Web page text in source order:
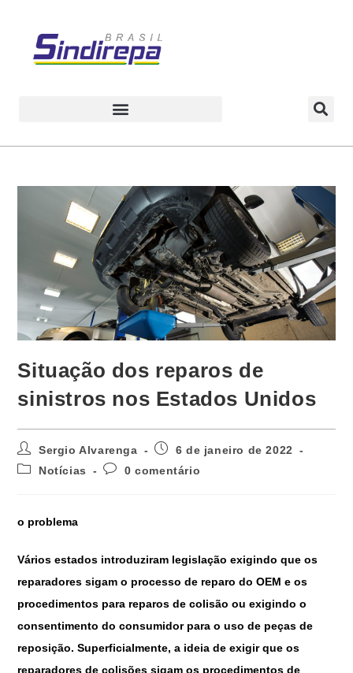
Situação dos reparos de
sinistros nos Estados Unidos
Sergio Alvarenga
6 de janeiro de 2022
Notícias
0 comentário
o problema
Vários estados introduziram legislação exigindo que os
reparadores sigam o processo de reparo do OEM e os
procedimentos para reparos de colisão ou exigindo o
consentimento do consumidor para o uso de peças de
reposição. Superficialmente, a ideia de exigir que os
reparadores de colisões sigam os procedimentos de